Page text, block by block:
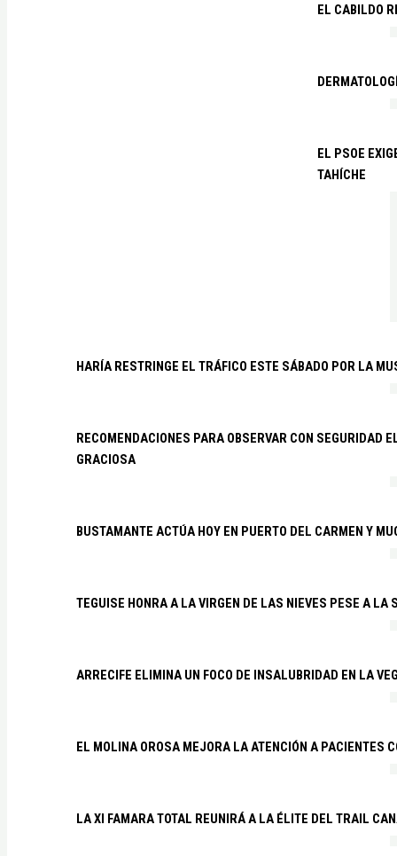
EL CABILDO
EL PSOE
TAHÍCHE
HARÍA RESTRINGE EL TRÁFICO ESTE SÁBADO POR LA
RECOMENDACIONES PARA OBSERVAR CON SEGURIDAD
GRACIOSA
BUSTAMANTE ACTÚA HOY EN PUERTO DEL CARMEN Y
TEGUISE HONRA A LA VIRGEN DE LAS NIEVES PESE A LA
ARRECIFE ELIMINA UN FOCO DE INSALUBRIDAD EN LA
EL MOLINA OROSA MEJORA LA ATENCIÓN A PACIENTES
LA XI FAMARA TOTAL REUNIRÁ A LA ÉLITE DEL TRAIL